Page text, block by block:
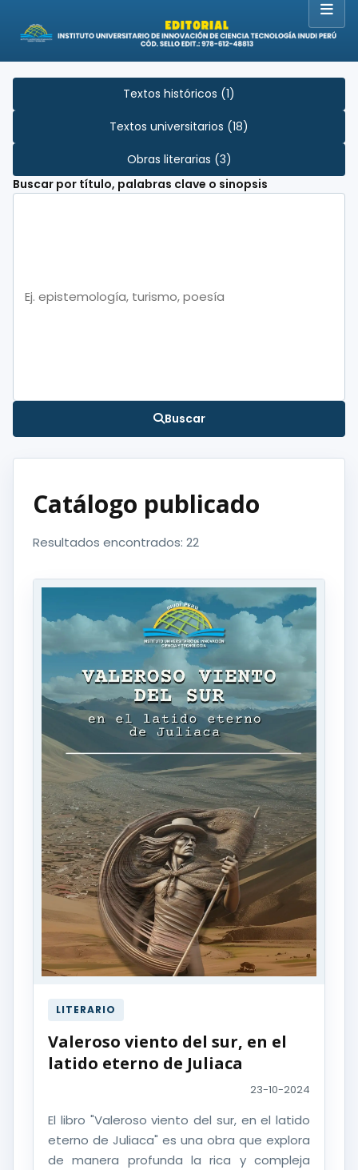
Textos históricos (1)
Textos universitarios (18)
Obras literarias (3)
Buscar por título, palabras clave o sinopsis
Buscar
Catálogo publicado
Resultados encontrados: 22
LITERARIO
Valeroso viento del sur, en el
latido eterno de Juliaca
23-10-2024
El libro "Valeroso viento del sur, en el latido
eterno de Juliaca" es una obra que explora
de manera profunda la rica y compleja